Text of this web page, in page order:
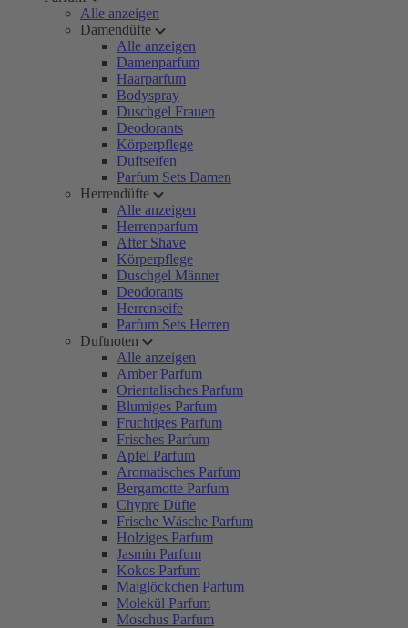
Alle anzeigen
Damendüfte
Alle anzeigen
Damenparfum
Haarparfum
Bodyspray
Duschgel Frauen
Deodorants
Körperpflege
Duftseifen
Parfum Sets Damen
Herrendüfte
Alle anzeigen
Herrenparfum
After Shave
Körperpflege
Duschgel Männer
Deodorants
Herrenseife
Parfum Sets Herren
Duftnoten
Alle anzeigen
Amber Parfum
Orientalisches Parfum
Blumiges Parfum
Fruchtiges Parfum
Frisches Parfum
Apfel Parfum
Aromatisches Parfum
Bergamotte Parfum
Chypre Düfte
Frische Wäsche Parfum
Holziges Parfum
Jasmin Parfum
Kokos Parfum
Maiglöckchen Parfum
Molekül Parfum
Moschus Parfum